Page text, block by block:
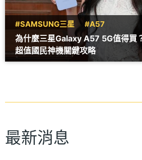
#SAMSUNG三星 #A57
為什麼三星Galaxy A57 5G值得買
超值國民神機關鍵攻略
最新消息